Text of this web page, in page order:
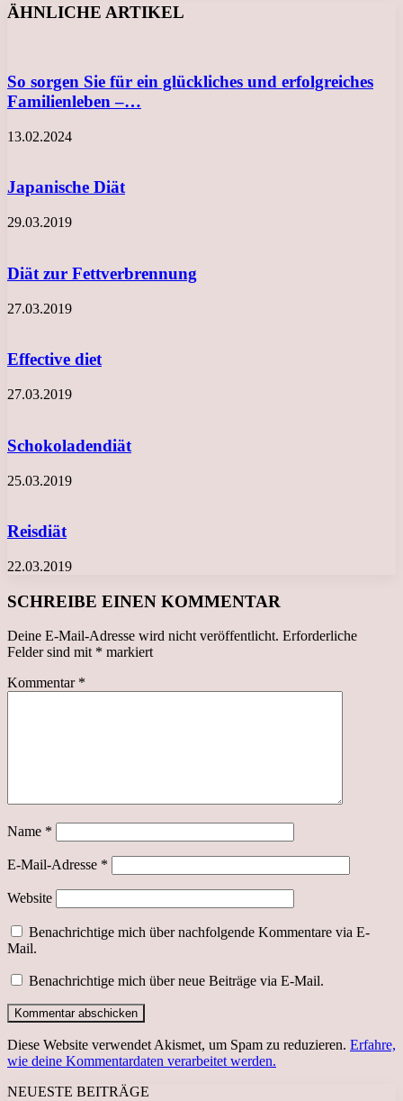
ÄHNLICHE ARTIKEL
So sorgen Sie für ein glückliches und erfolgreiches
Familienleben –…
13.02.2024
Japanische Diät
29.03.2019
Diät zur Fettverbrennung
27.03.2019
Effective diet
27.03.2019
Schokoladendiät
25.03.2019
Reisdiät
22.03.2019
SCHREIBE EINEN KOMMENTAR
Deine E-Mail-Adresse wird nicht veröffentlicht. Erforderliche
Felder sind mit * markiert
Kommentar *
Name *
E-Mail-Adresse *
Website
Benachrichtige mich über nachfolgende Kommentare via E-
Mail.
Benachrichtige mich über neue Beiträge via E-Mail.
Diese Website verwendet Akismet, um Spam zu reduzieren. Erfahre,
wie deine Kommentardaten verarbeitet werden.
NEUESTE BEITRÄGE